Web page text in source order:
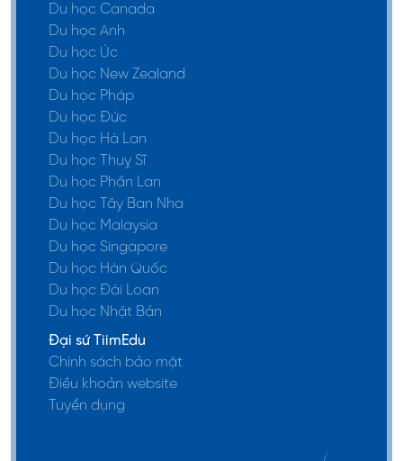
Du học Canada
Du học Anh
Du học Úc
Du học New Zealand
Du học Pháp
Du học Đức
Du học Hà Lan
Du học Thuỵ Sĩ
Du học Phần Lan
Du học Tây Ban Nha
Du học Malaysia
Du học Singapore
Du học Hàn Quốc
Du học Đài Loan
Du học Nhật Bản
Đại sứ TiimEdu
Chính sách bảo mật
Điều khoản website
Tuyển dụng